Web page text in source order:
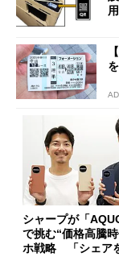
用
シャープが「
で挑む“価格高騰
ホ戦略 「シェア